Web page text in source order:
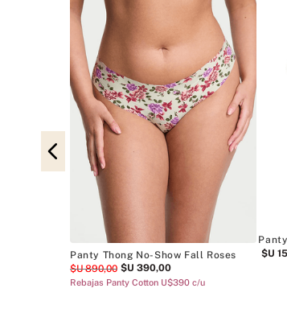
Panty Thong No-Show Fall Roses
$U 890,00 $U 390,00
Rebajas Panty Cotton U$390 c/u
$U